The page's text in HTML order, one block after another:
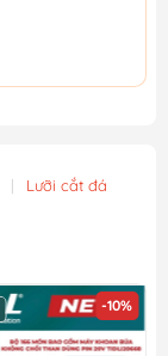
| Lưỡi cắt đá
-10%